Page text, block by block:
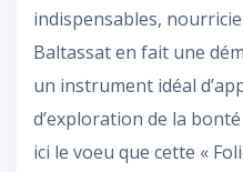
indispensables,
Baltassat en fait une
un instrument idéal
d’exploration de la
ici le voeu que cette «